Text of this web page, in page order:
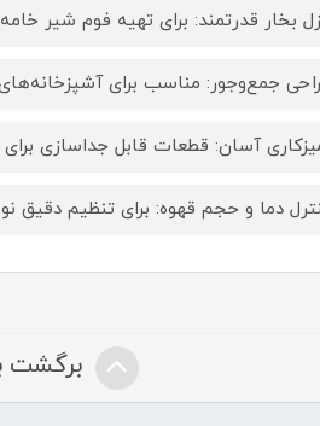
بخار قدرتمند: برای تهیه فوم شیر
جمع‌وجور: مناسب برای
آسان: قطعات قابل جداسازی
دما و حجم قهوه: برای تنظیم دقیق
برگشت